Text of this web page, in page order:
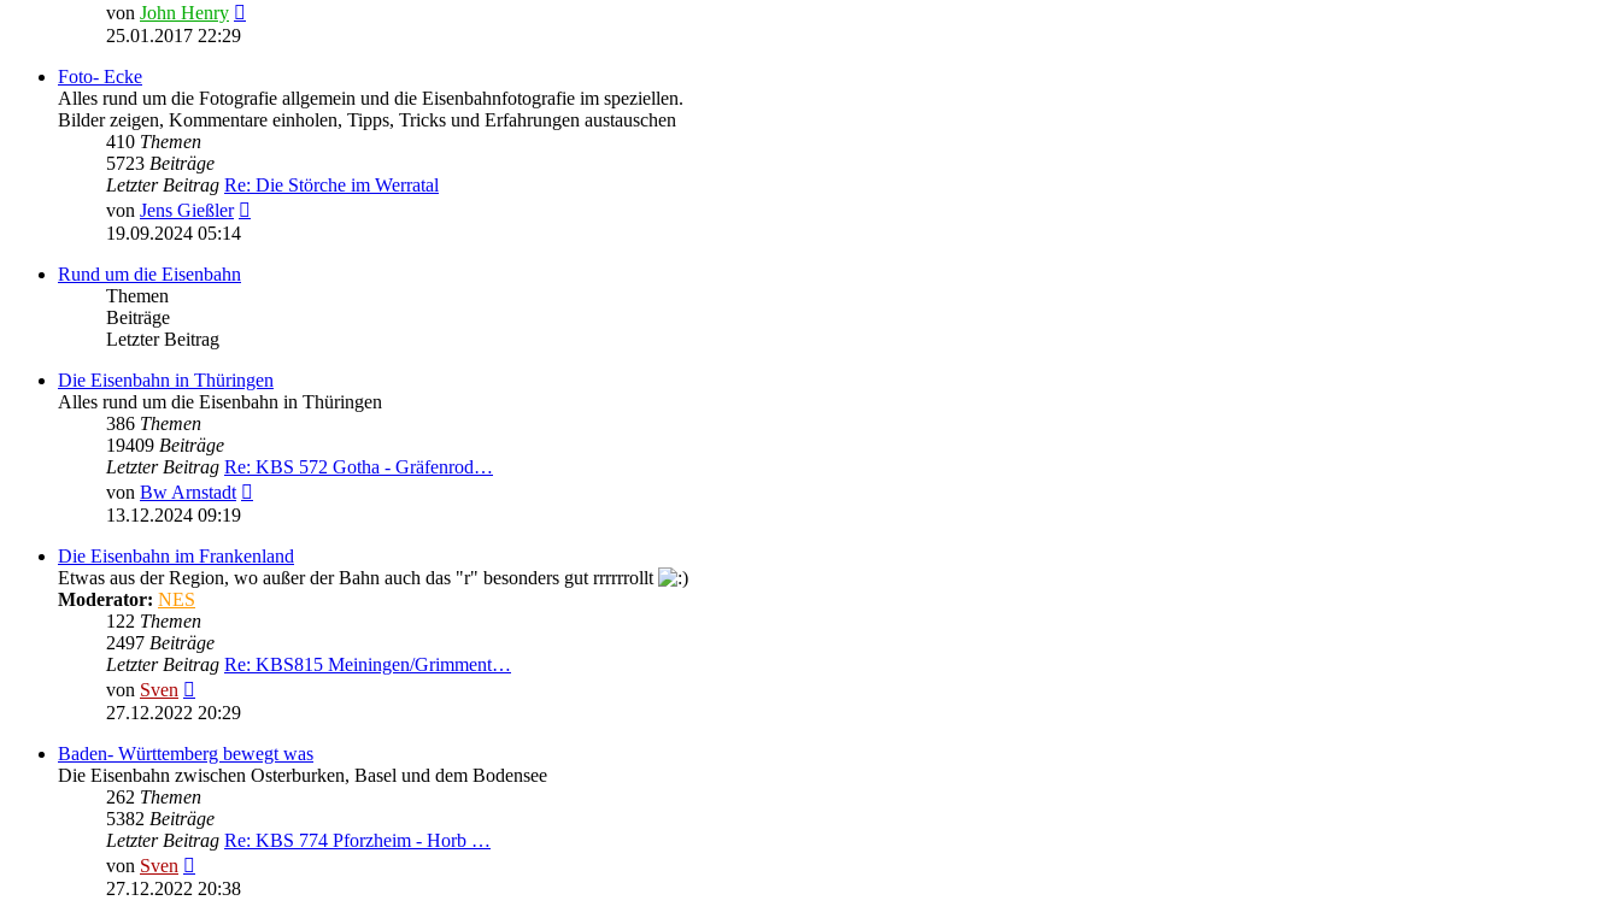
von John Henry
25.01.2017 22:29
Foto- Ecke
Alles rund um die Fotografie allgemein und die Eisenbahnfotografie im speziellen.
Bilder zeigen, Kommentare einholen, Tipps, Tricks und Erfahrungen austauschen
410 Themen
5723 Beiträge
Letzter Beitrag Re: Die Störche im Werratal
von Jens Gießler
19.09.2024 05:14
Rund um die Eisenbahn
Themen
Beiträge
Letzter Beitrag
Die Eisenbahn in Thüringen
Alles rund um die Eisenbahn in Thüringen
386 Themen
19409 Beiträge
Letzter Beitrag Re: KBS 572 Gotha - Gräfenrod…
von Bw Arnstadt
13.12.2024 09:19
Die Eisenbahn im Frankenland
Etwas aus der Region, wo außer der Bahn auch das "r" besonders gut rrrrrrollt
Moderator: NES
122 Themen
2497 Beiträge
Letzter Beitrag Re: KBS815 Meiningen/Grimment…
von Sven
Beitrag
27.12.2022 20:29
Baden- Württemberg bewegt was
Die Eisenbahn zwischen Osterburken, Basel und dem Bodensee
262 Themen
5382 Beiträge
Letzter Beitrag Re: KBS 774 Pforzheim - Horb …
von Sven
Beitrag
27.12.2022 20:38